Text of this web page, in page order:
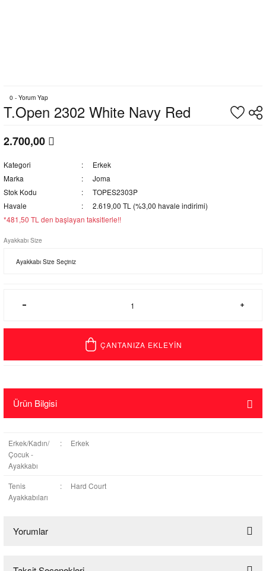
0 - Yorum Yap
T.Open 2302 White Navy Red
2.700,00
Kategori
Erkek
Marka
Joma
Stok Kodu
TOPES2303P
Havale
2.619,00 TL (%3,00 havale indirimi)
*481,50 TL den başlayan taksitlerle!!
Ayakkabı Size
ÇANTANIZA EKLEYİN
Ürün Bilgisi
Erkek/Kadın/
Çocuk -
Ayakkabı
: Erkek
Tenis
Ayakkabıları
: Hard Court
Yorumlar